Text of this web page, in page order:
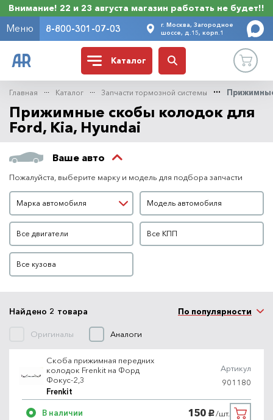
Внимание! 22 и 23 августа магазин работать не будет!!
Меню 8-800-301-07-03
г. Москва, Загородное
шоссе, д.15, корп.1
Каталог
Главная Каталог Запчасти тормозной системы
Прижимные скобы колодок для
Ford, Kia, Hyundai
Ваше авто
Пожалуйста, выберите марку и модель для подбора запчасти
Марка автомобиля
Марка автомобиля
Модель автомобиля
Модель автомобиля
Двигатель
Все двигатели
КПП
Все КПП
Кузов
Все кузова
Найдено 2 товара
Оригиналы Аналоги
По популярности
Скоба прижимная передних
колодок Frenkit на Форд
Фокус-2,3
Frenkit
Артикул
901180
В наличии 150 руб./шт.